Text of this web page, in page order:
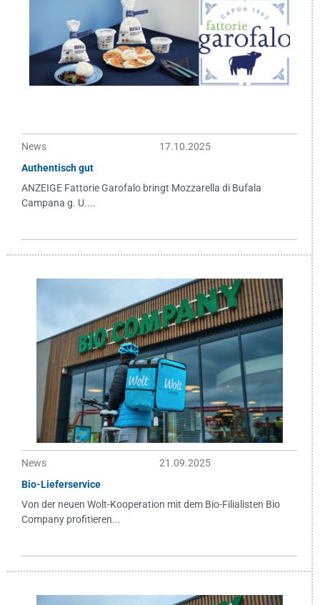
News
17.10.2025
Authentisch gut
ANZEIGE Fattorie Garofalo bringt Mozzarella di Bufala
Campana g. U....
News
21.09.2025
Bio-Lieferservice
Von der neuen Wolt-Kooperation mit dem Bio-Filialisten Bio
Company profitieren...